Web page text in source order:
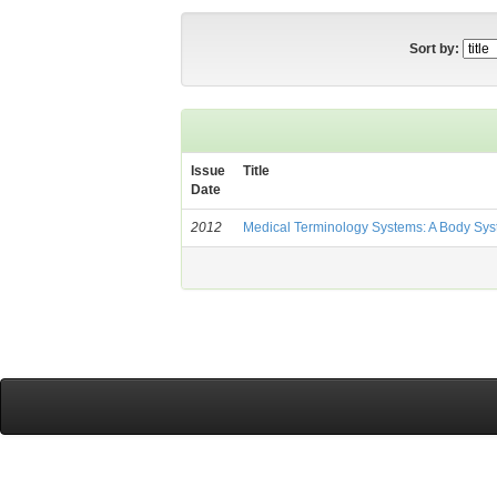
Sort by:
Issue
Date
Title
2012 Medical Terminology Systems: A Body